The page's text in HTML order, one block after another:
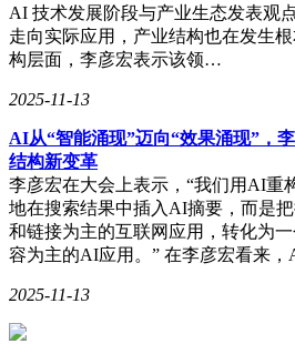
AI 技术发展阶段与产业生态发表观
走向实际应用，产业结构也在发生
构层面，李彦宏表示该领…
2025-11-13
AI从“智能涌现”迈向“效果涌现”，
结构新变革
李彦宏在大会上表示，“我们用AI重
地在搜索结果中插入AI摘要，而是
和链接为主的互联网应用，转化为
容为主的AI应用。” 在李彦宏看来
2025-11-13